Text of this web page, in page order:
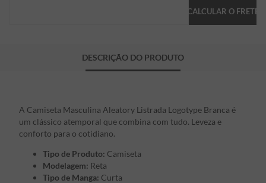
CALCULAR O FRETE
DESCRIÇÃO DO PRODUTO
A Camiseta Masculina Aleatory Listrada Logotype Branca é
um clássico atemporal que combina com tudo. Leveza e
conforto para o cotidiano.
Tipo de Produto: Camiseta
Modelagem: Reta
Tipo de Manga: Curta